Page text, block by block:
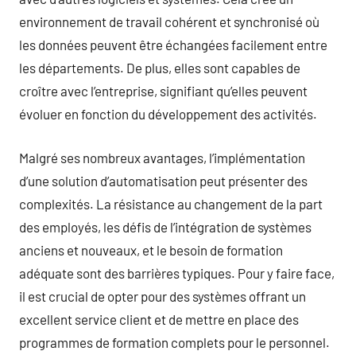
environnement de travail cohérent et synchronisé où
les données peuvent être échangées facilement entre
les départements. De plus, elles sont capables de
croître avec l’entreprise, signifiant qu’elles peuvent
évoluer en fonction du développement des activités.
Malgré ses nombreux avantages, l’implémentation
d’une solution d’automatisation peut présenter des
complexités. La résistance au changement de la part
des employés, les défis de l’intégration de systèmes
anciens et nouveaux, et le besoin de formation
adéquate sont des barrières typiques. Pour y faire face,
il est crucial de opter pour des systèmes offrant un
excellent service client et de mettre en place des
programmes de formation complets pour le personnel.